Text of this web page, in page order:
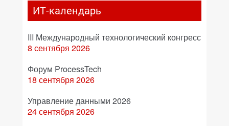
ИТ-календарь
III Международный технологический конгресс
8 сентября 2026
Форум ProcessTech
18 сентября 2026
Управление данными 2026
24 сентября 2026